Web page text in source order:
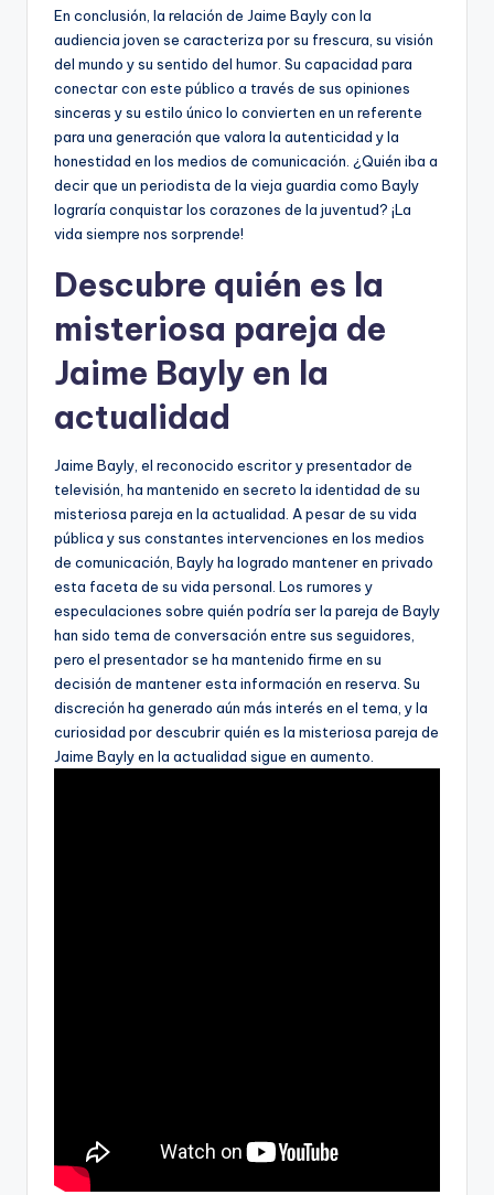
En conclusión, la relación de Jaime Bayly con la
audiencia joven se caracteriza por su frescura, su visión
del mundo y su sentido del humor. Su capacidad para
conectar con este público a través de sus opiniones
sinceras y su estilo único lo convierten en un referente
para una generación que valora la autenticidad y la
honestidad en los medios de comunicación. ¿Quién iba a
decir que un periodista de la vieja guardia como Bayly
lograría conquistar los corazones de la juventud? ¡La
vida siempre nos sorprende!
Descubre quién es la
misteriosa pareja de
Jaime Bayly en la
actualidad
Jaime Bayly, el reconocido escritor y presentador de
televisión, ha mantenido en secreto la identidad de su
misteriosa pareja en la actualidad. A pesar de su vida
pública y sus constantes intervenciones en los medios
de comunicación, Bayly ha logrado mantener en privado
esta faceta de su vida personal. Los rumores y
especulaciones sobre quién podría ser la pareja de Bayly
han sido tema de conversación entre sus seguidores,
pero el presentador se ha mantenido firme en su
decisión de mantener esta información en reserva. Su
discreción ha generado aún más interés en el tema, y la
curiosidad por descubrir quién es la misteriosa pareja de
Jaime Bayly en la actualidad sigue en aumento.